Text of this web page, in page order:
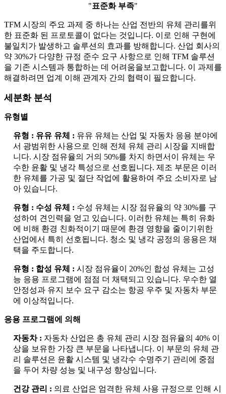
"표준화 부족"
TFM 시장의 주요 과제 중 하나는 산업 전반의 유체 관리를위
한 표준화 된 프로토콜이 없다는 것입니다. 이로 인해 구현에
불일치가 발생하고 솔루션의 효과를 방해합니다. 산업 회사의
약 30%가 다양한 규정 준수 요구 사항으로 인해 TFM 솔루션
을 기존 시스템과 통합하는 데 어려움을보고합니다. 이 과제를
해결하려면 업계 이해 관계자 간의 협력이 필요합니다.
세분화 분석
유형별
유형 : 유유 유체 : 유유 유체는 산업 및 자동차 응용 분야에
서 광범위한 사용으로 인해 전체 유체 관리 시장을 지배합
니다. 시장 점유율의 거의 50%를 차지 하면서이 유체는 우
수한 윤활 및 냉각 특성으로 선호됩니다. 제조 부문은 이러
한 유체를 가공 및 절단 작업에 활용하여 주요 소비자로 남
아 있습니다.
유형 : 수성 유체 : 수성 유체는 시장 점유율의 약 30%를 구
성하여 견인력을 얻고 있습니다. 이러한 유체는 특히 유화
에 비해 환경 친화적이기 때문에 환경 영향을 줄이기위한
산업에서 특히 선호됩니다. 청소 및 냉각 공정의 응용은 채
택을 주도합니다.
유형 : 합성 유체 : 시장 점유율이 20%인 합성 유체는 고성
능 응용 프로그램에 점점 더 채택되고 있습니다. 우수한 열
안정성과 유지 보수 요구 감소는 항공 우주 및 자동차 부문
에 이상적입니다.
응용 프로그램에 의해
자동차 : 자동차 산업은 총 유체 관리 시장 점유율의 40% 이
상을 보유한 가장 큰 부문을 나타냅니다. 이 부문의 유체 관
리 솔루션은 윤활 시스템 및 냉각수 수명주기 관리에 중점
을 두어 차량 성능 및 내구성 향상입니다.
건강 관리 : 의료 산업은 엄격한 유체 사용 규정으로 인해 시